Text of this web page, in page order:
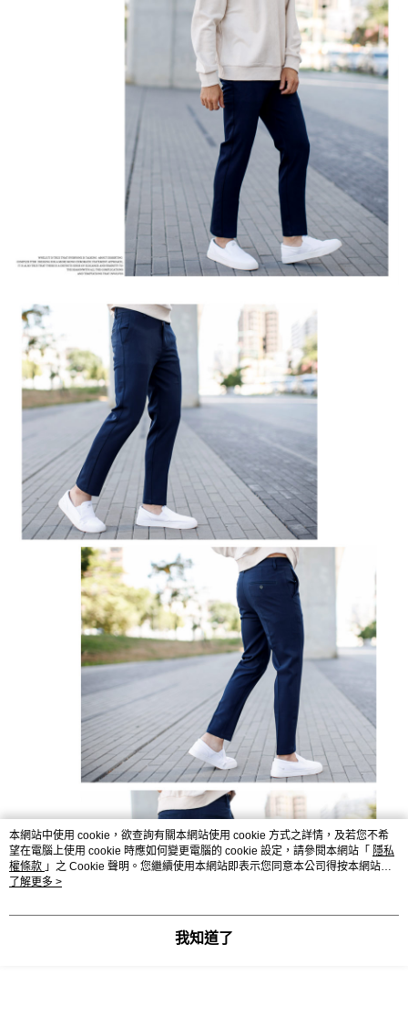
本網站中使用 cookie，欲查詢有關本網站使用 cookie 方式之詳情，及若您不希
望在電腦上使用 cookie 時應如何變更電腦的 cookie 設定，請參閱本網站「 隱私
權條款 」之 Cookie 聲明。您繼續使用本網站即表示您同意本公司得按本網站使
用條款之 Cookie 聲明使用 cookie。
了解更多 >
我知道了